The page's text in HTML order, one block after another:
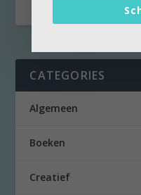
CATEGORIES
Algemeen
Boeken
Creatief